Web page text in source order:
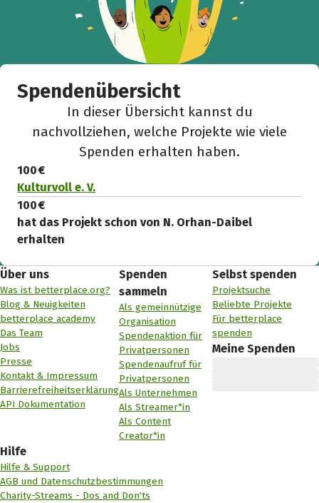
Spendenübersicht
In dieser Übersicht kannst du
nachvollziehen, welche Projekte wie viele
Spenden erhalten haben.
100 €
Kulturvoll e. V.
100 €
hat das Projekt schon von N. Orhan-Daibel
erhalten
Über uns
Was ist betterplace.org?
Blog & Neuigkeiten
betterplace academy
Das Team
Jobs
Presse
Kontakt & Impressum
Barrierefreiheitserklärung
API Dokumentation
Spenden
sammeln
Als gemeinnützige
Organisation
Spendenaktion für
Privatpersonen
Spendenaufruf für
Privatpersonen
Als Unternehmen
Als Streamer*in
Als Content
Creator*in
Selbst spenden
Projektsuche
Beliebte Projekte
Für betterplace
spenden
Meine Spenden
Hilfe
Hilfe & Support
AGB und Datenschutzbestimmungen
Charity-Streams - Dos and Don'ts